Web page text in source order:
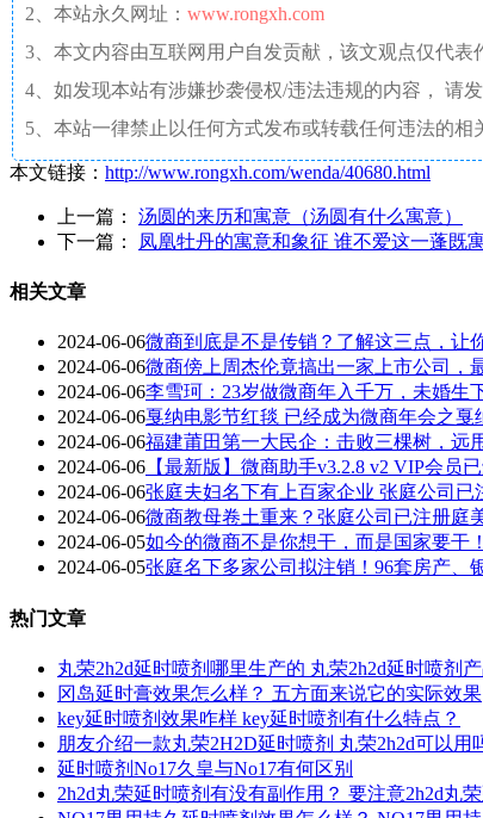
2、本站永久网址： www.rongxh.com
3、本文内容由互联网用户自发贡献，该文观点仅代
4、如发现本站有涉嫌抄袭侵权/违法违规的内容， 请发
5、本站一律禁止以任何方式发布或转载任何违法的
本文链接： http://www.rongxh.com/wenda/40680.html
上一篇： 汤圆的来历和寓意（汤圆有什么寓意）
下一篇：
凤凰牡丹的寓意和象征 谁不爱这一蓬既
相关文章
2024-06-06微商到底是不是传销？了解这三点，让
2024-06-06微商傍上周杰伦竟搞出一家上市公司，
2024-06-06李雪珂：23岁做微商年入千万，未婚生
2024-06-06戛纳电影节红毯 已经成为微商年会之
2024-06-06福建莆田第一大民企：击败三棵树，远
2024-06-06 【最新版】微商助手v3.2.8 v2 VIP会员
2024-06-06张庭夫妇名下有上百家企业 张庭公司
2024-06-06微商教母卷土重来？张庭公司已注册庭
2024-06-05如今的微商不是你想干，而是国家要干！
2024-06-05张庭名下多家公司拟注销！96套房产、
热门文章
丸荣2h2d延时喷剂哪里生产的 丸荣2h2d延时喷剂
冈岛延时膏效果怎么样？ 五方面来说它的实际效果
key延时喷剂效果咋样 key延时喷剂有什么特点？
朋友介绍一款丸荣2H2D延时喷剂 丸荣2h2d可以用
延时喷剂No17久皇与No17有何区别
2h2d丸荣延时喷剂有没有副作用？ 要注意2h2d丸